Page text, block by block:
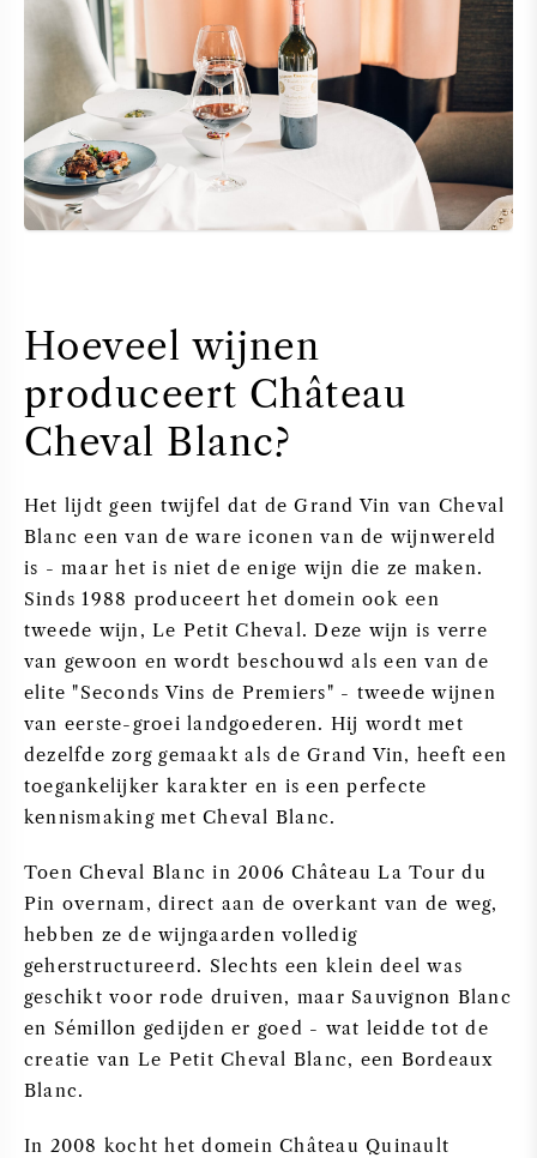
Hoeveel wijnen
produceert Château
Cheval Blanc?
Het lijdt geen twijfel dat de Grand Vin van Cheval
Blanc een van de ware iconen van de wijnwereld
is - maar het is niet de enige wijn die ze maken.
Sinds 1988 produceert het domein ook een
tweede wijn, Le Petit Cheval. Deze wijn is verre
van gewoon en wordt beschouwd als een van de
elite "Seconds Vins de Premiers" - tweede wijnen
van eerste-groei landgoederen. Hij wordt met
dezelfde zorg gemaakt als de Grand Vin, heeft een
toegankelijker karakter en is een perfecte
kennismaking met Cheval Blanc.
Toen Cheval Blanc in 2006 Château La Tour du
Pin overnam, direct aan de overkant van de weg,
hebben ze de wijngaarden volledig
geherstructureerd. Slechts een klein deel was
geschikt voor rode druiven, maar Sauvignon Blanc
en Sémillon gedijden er goed - wat leidde tot de
creatie van Le Petit Cheval Blanc, een Bordeaux
Blanc.
In 2008 kocht het domein Château Quinault